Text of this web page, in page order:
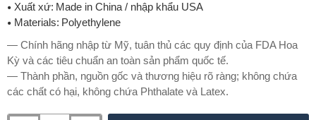
Xuất xứ: Made in China / nhập khẩu USA
Materials: Polyethylene
— Chính hãng nhập từ Mỹ, tuân thủ các quy định của FDA Hoa
Kỳ và các tiêu chuẩn an toàn sản phẩm quốc tế.
— Thành phần, nguồn gốc và thương hiệu rõ ràng; không chứa
các chất có hại, không chứa Phthalate và Latex.